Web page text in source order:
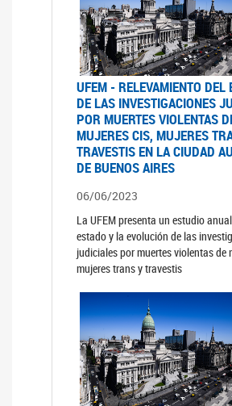
UFEM - RELEVAMIENTO DEL
DE LAS INVESTIGACIONES
POR MUERTES VIOLENTAS
MUJERES CIS, MUJERES
TRAVESTIS EN LA CIUDAD
DE BUENOS AIRES
06/06/2023
La UFEM presenta un estudio
estado y la evolución de las
judiciales por muertes violentas de
mujeres trans y travestis